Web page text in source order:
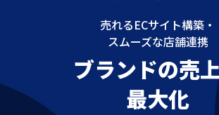
売れるECサイト構築・
スムーズな店舗連携
ブランドの売
最大化